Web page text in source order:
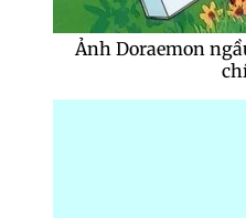
Ảnh Doraemon